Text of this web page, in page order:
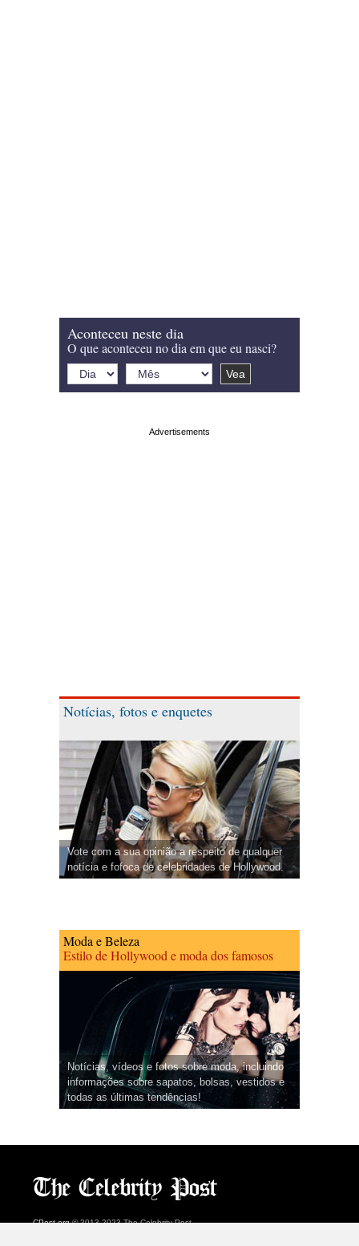
Aconteceu neste dia
O que aconteceu no dia em que eu nasci?
Notícias, fotos e enquetes
Vote com a sua opinião a respeito de qualquer
notícia e fofoca de celebridades de Hollywood.
Moda e Beleza
Estilo de Hollywood e moda dos famosos
Notícias, vídeos e fotos sobre moda, incluindo
informações sobre sapatos, bolsas, vestidos e
todas as últimas tendências!
CPost.org© 2013-2023 The Celebrity Post.